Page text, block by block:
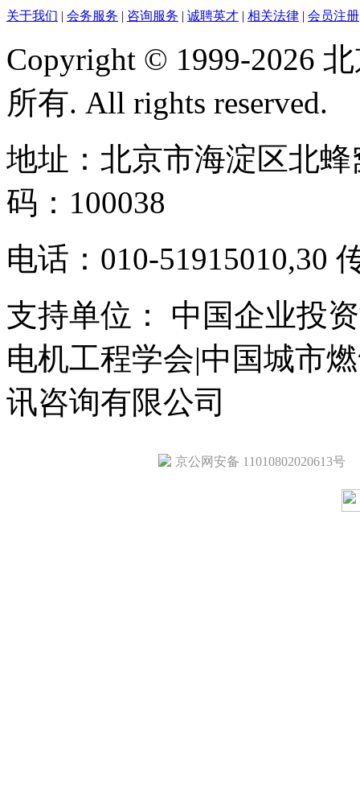
关于我们 | 会务服务 | 咨询服务 | 诚聘英才 | 相关法律 | 会员注册
Copyright © 1999-2026
所有. All rights reserved.
地址：北京市海淀区北
码：100038
电话：010-51915010,30
支持单位： 中国企业投
电机工程学会|中国城市
讯咨询有限公司
京公网安备 11010802020613号